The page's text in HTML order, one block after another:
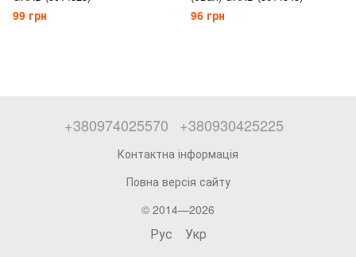
99 грн 96 грн
+380974025570 +380930425225
Контактна інформація
Повна версія сайту
© 2014—2026
Рус Укр